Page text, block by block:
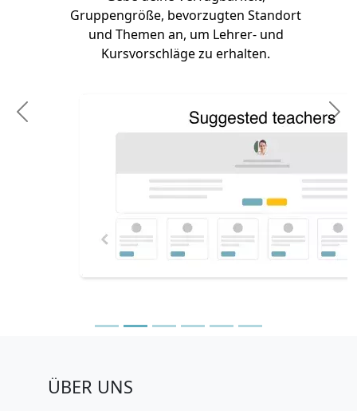
Gruppengröße, bevorzugten Standort
und Themen an, um Lehrer- und
Kursvorschläge zu erhalten.
Previous
ÜBER UNS